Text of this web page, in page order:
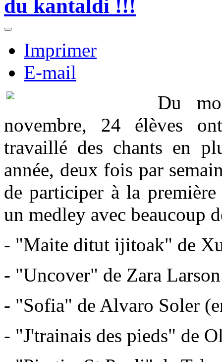
du kantaldi !!!
Imprimer
E-mail
Du
novembre, 24 élèves
travaillé des chants en
année, deux fois par
de participer à la
un medley avec
- "Maite ditut ijitoak" de
- "Uncover" de Zara
- "Sofia" de Alvaro Soler
- "J'trainais des pieds" de